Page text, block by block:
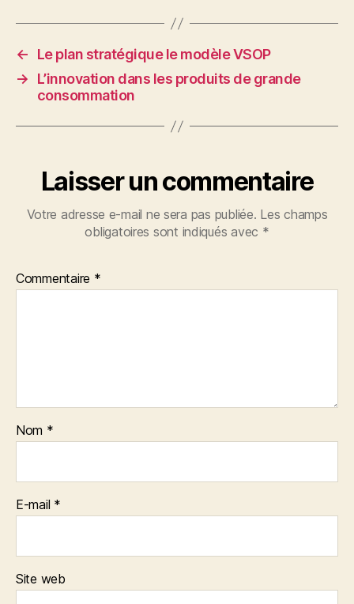
←
Le plan stratégique le modèle VSOP
→
L’innovation dans les produits de grande
consommation
Laisser un commentaire
Votre adresse e-mail ne sera pas publiée. Les champs
obligatoires sont indiqués avec *
Commentaire *
Nom *
E-mail *
Site web